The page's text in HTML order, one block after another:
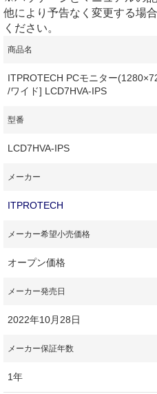
他により予告なく変更する場
ください。
商品名
ITPROTECH PCモニター
/ワイド] LCD7HVA-IPS
型番
LCD7HVA-IPS
メーカー
ITPROTECH
メーカー希望小売価格
オープン価格
メーカー発売日
2022年10月28日
メーカー保証年数
1年